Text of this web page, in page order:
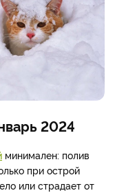
2024
минимален: полив
при острой
или страдает от